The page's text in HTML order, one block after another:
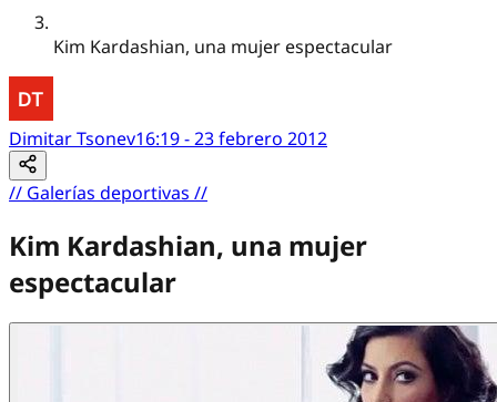
Kim Kardashian, una mujer espectacular
Dimitar Tsonev16:19 - 23 febrero 2012
// Galerías deportivas //
Kim Kardashian, una mujer
espectacular